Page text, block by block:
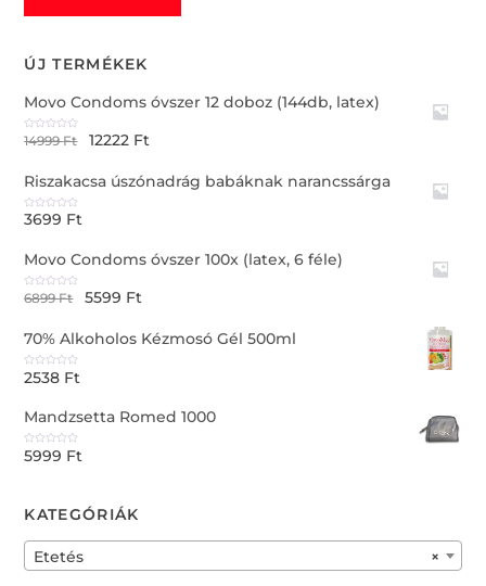
ÚJ TERMÉKEK
Movo Condoms óvszer 12 doboz (144db, latex)
R
a
d
0
o
u
t
o
14999Ft 12222 Ft
Riszakacsa úszónadrág babáknak narancssárga
R
a
d
0
o
u
t
o
3699 Ft
Movo Condoms óvszer 100x (latex, 6 féle)
R
a
d
0
o
u
t
o
6899Ft 5599 Ft
70% Alkoholos Kézmosó Gél 500ml
R
a
d
0
o
u
t
o
2538 Ft
Mandzsetta Romed 1000
R
a
o
u
o
5999 Ft
KATEGÓRIÁK
×
Etetés